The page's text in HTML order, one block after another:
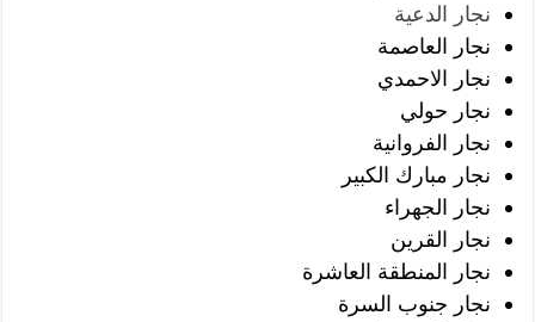
نجار الدعية
نجار العاصمة
نجار الاحمدي
نجار حولي
نجار الفروانية
نجار مبارك الكبير
نجار الجهراء
نجار القرين
نجار المنطقة العاشرة
نجار جنوب السرة